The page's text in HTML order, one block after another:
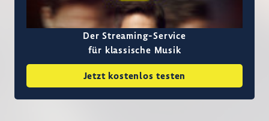
Der Streaming-Service
für klassische Musik
Jetzt kostenlos testen